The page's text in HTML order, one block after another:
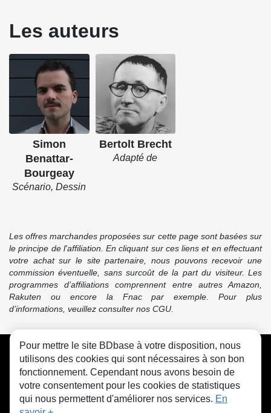
Les auteurs
Simon
Benattar-
Bourgeay
Scénario, Dessin
Bertolt Brecht
Adapté de
Les offres marchandes proposées sur cette page sont basées sur
le principe de l'affiliation. En cliquant sur ces liens et en effectuant
votre achat sur le site partenaire, nous pouvons recevoir une
commission éventuelle, sans surcoût de la part du visiteur. Les
programmes d’affiliations comprennent entre autres Amazon,
Rakuten ou encore la Fnac par exemple. Pour plus
d’informations, veuillez consulter nos CGU.
CGU FAQ Contact Cookies
Pour mettre le site BDbase à votre disposition, nous
utilisons des cookies qui sont nécessaires à son bon
fonctionnement. Cependant nous avons besoin de
votre consentement pour les cookies de statistiques
qui nous permettent d'améliorer nos services. En